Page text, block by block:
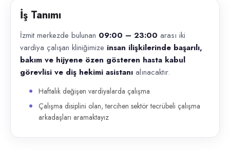
İş Tanımı
İzmit merkezde bulunan 09:00 – 23:00 arası iki
vardiya çalışan kliniğimize insan ilişkilerinde başarılı,
bakım ve hijyene özen gösteren hasta kabul
görevlisi ve diş hekimi asistanı alınacaktır.
Haftalık değişen vardiyalarda çalışma
Çalışma disiplini olan, tercihen sektör tecrübeli çalışma
arkadaşları aramaktayız